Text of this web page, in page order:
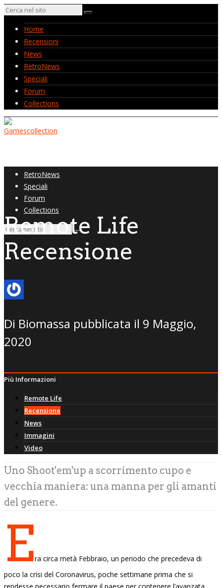
Home
Recensioni
News
RetroNews
Speciali
Forum
Collections
RetroNews
Speciali
Forum
Collections
Remote Life
Recensione
Di Biomassa pubblicata il 9 Maggio,
2020
Più Informazioni
Remote Life
Recensione
News
Immagini
Video
Uno Shoot'em'up a scorrimento cupo e
vecchia maniera: una manna per gli amanti
del genere.
Era circa metà Febbraio, un periodo che precedeva di
poco la crisi del Coronavirus, poche settimane prima che si